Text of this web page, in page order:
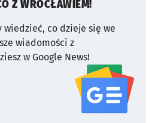
Z WROCŁAWIEM!
wiedzieć, co dzieje się we
wiadomości z
w Google News!
serwisu